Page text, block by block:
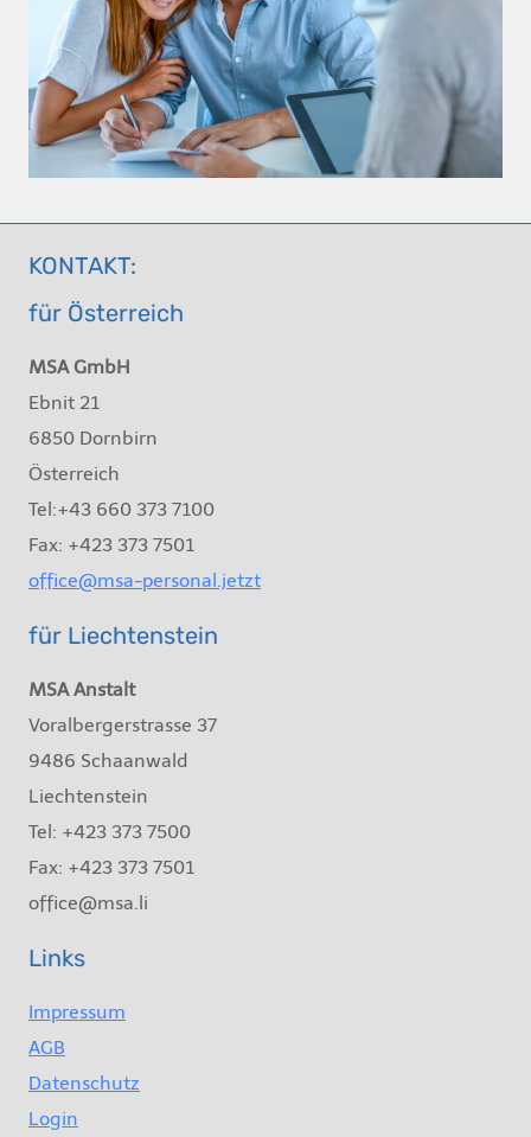
KONTAKT:
für Österreich
MSA GmbH
Ebnit 21
6850 Dornbirn
Österreich
Tel:+43 660 373 7100
Fax: +423 373 7501
office@msa-personal.jetzt
für Liechtenstein
MSA Anstalt
Voralbergerstrasse 37
9486 Schaanwald
Liechtenstein
Tel: +423 373 7500
Fax: +423 373 7501
office@msa.li
Links
Impressum
AGB
Datenschutz
Login